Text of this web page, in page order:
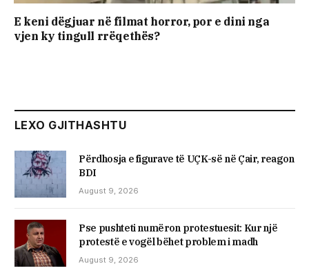
E keni dëgjuar në filmat horror, por e dini nga
vjen ky tingull rrëqethës?
LEXO GJITHASHTU
Përdhosja e figurave të UÇK-së në Çair, reagon
BDI
August 9, 2026
Pse pushteti numëron protestuesit: Kur një
protestë e vogël bëhet problem i madh
August 9, 2026